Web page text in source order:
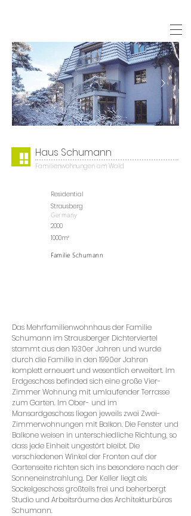
Familie Schumann
Residential
Germany
Strausberg
2000
1000m²
Haus Schumann
Familienwohnungen am Wald
Das Mehrfamilienwohnhaus der Familie
Schumann im Strausberger Dichterviertel
stammt aus den 1930er Jahren und wurde
durch die Familie in den 1990er Jahren
komplett erneuert und wesentlich erweitert. Im
Erdgeschoss befinded sich eine große Vier-
Zimmer Wohnung mit umlaufender Terrasse
zum Garten. Im Ober- und im
Mansardgeschoss liegen jeweils zwei Zwei-
Zimmerwohnungen mit Balkon. Die Fenster und
Balkone weisen in unterschiedliche Richtung, so
dass jede Einheit ungestört bleibt. Die
verschiedenen Winkel der Fronten auf der
Gartenseite richten sich ins besondere nach der
Sonneneinstrahlung. Der Keller liegt als
Sockelgeschoss großteils frei und beherbergt
Studio und Arbeitsräume des Architekturbüros
Schumann.